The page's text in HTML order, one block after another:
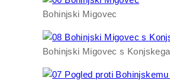
Bohinjski Migovec
Bohinjski Migovec s